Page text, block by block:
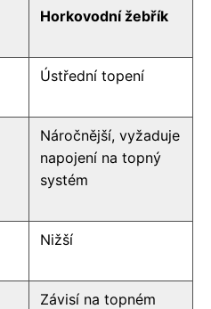
Horkovodní žebřík
Ústřední topení
Náročnější, vyžaduje
napojení na topný
systém
Nižší
Závisí na topném